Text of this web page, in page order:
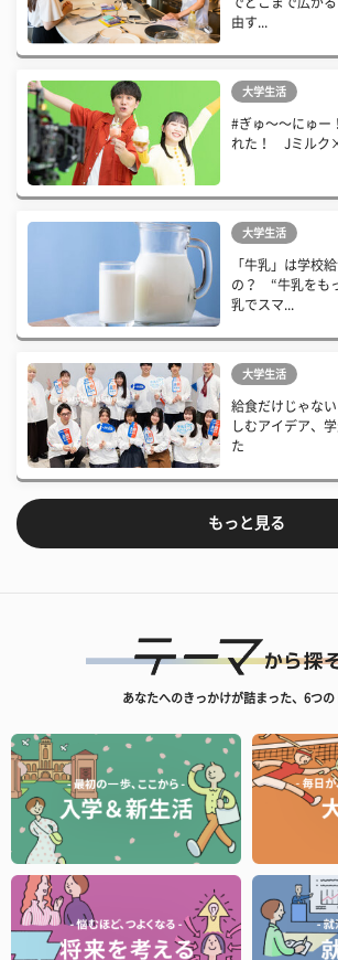
由す...
大学生活
#ぎゅ〜〜にゅー
れた！ Jミルク×
大学生活
「牛乳」は学校
の？ “牛乳をも
乳でスマ...
大学生活
給食だけじゃな
しむアイデア、
た
もっと見る
あなたへのきっかけが詰まった、6つの